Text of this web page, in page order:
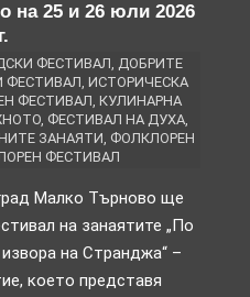
на 25 и 26 юли 2026
г.
ФЕСТИВАЛ, ДОБРИТЕ
ФЕСТИВАЛ, ИСТОРИЧЕСКА
ФЕСТИВАЛ, КУЛИНАРНА
, ФЕСТИВАЛ НА ДУХА,
ЗАНАЯТИ, ФОЛКЛОРЕН
ФЕСТИВАЛ
Малко Търново ще
на занаятите „По
на Странджа“ –
което представя